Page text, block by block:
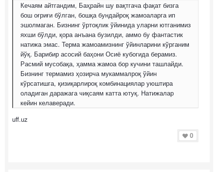
Кечаям айтгандим, Баҳрайн шу вақтгача фақат бизга
бош оғриғи бўлган, бошқа бундайроқ жамоаларга ип
эшолмаган. Бизнинг ўртоқлик ўйинида уларни ютганимиз
яхши бўлди, қора анъана бузилди, аммо бу фантастик
натижа эмас. Терма жамоамизнинг ўйинларини кўрганим
йўқ. Барибир асосий баҳони Осиё кубогида берамиз.
Расмий мусобақа, ҳамма жамоа бор кучини ташлайди.
Бизнинг термамиз ҳозирча мукаммалроқ ўйин
кўрсатишга, қизиқарлироқ комбинациялар уюштира
оладиган даражага чиқсаям катта ютуқ. Натижалар
кейин келаверади.
uff.uz
0